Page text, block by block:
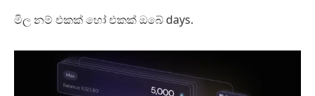
මිල නම් එකක් හෝ එකක් ඔබේ days.